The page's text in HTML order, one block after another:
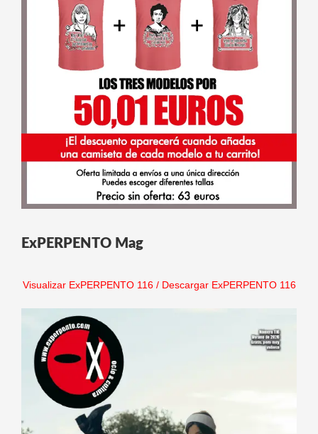
ExPERPENTO Mag
Visualizar ExPERPENTO 116/ Descargar ExPERPENTO 116